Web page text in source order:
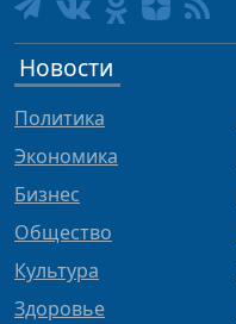
Новости
Политика
Экономика
Бизнес
Общество
Культура
Здоровье